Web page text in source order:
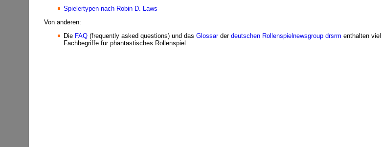
Spielertypen nach Robin D. Laws
Von anderen:
Die FAQ (frequently asked questions) und das Glossarder deutschen Rollenspielnewsgroup drsrm enthalten
Fachbegriffe für phantastisches Rollenspiel